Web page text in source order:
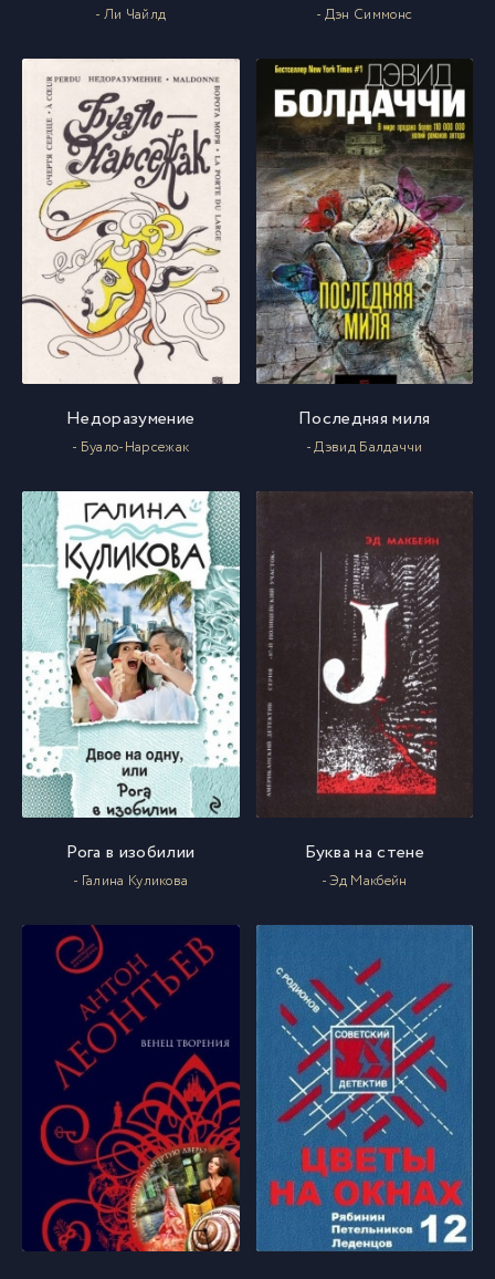
- Ли Чайлд - Дэн Симмонс
Недоразумение
- Буало-Нарсежак
Последняя миля
- Дэвид Балдаччи
Рога в изобилии
- Галина Куликова
Буква на стене
- Эд Макбейн